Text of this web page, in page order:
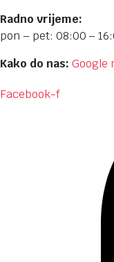
Radno vrijeme:
pon – pet: 08:00 –
Kako do nas: Google
Facebook-f